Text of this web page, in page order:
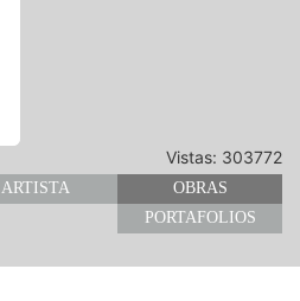
Vistas: 303772
ARTISTA
OBRAS
PORTAFOLIOS